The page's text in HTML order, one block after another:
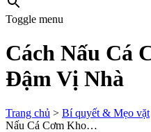
Toggle menu
Cách Nấu Cá
Đậm Vị Nhà
Trang chủ > Bí quyết & Mẹo vặt
Nấu Cá Cơm Kho…